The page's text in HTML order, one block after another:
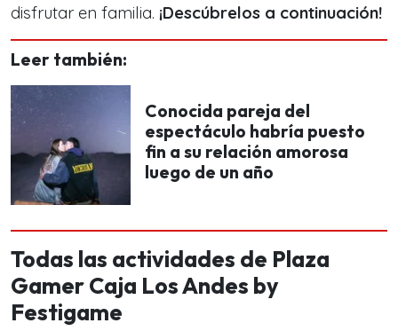
disfrutar en familia. ¡Descúbrelos a continuación!
Leer también:
Conocida pareja del
espectáculo habría puesto
fin a su relación amorosa
luego de un año
Todas las actividades de Plaza
Gamer Caja Los Andes by
Festigame